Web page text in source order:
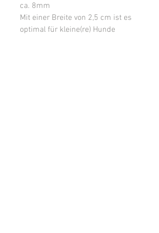
ca. 8mm
Mit einer Breite von 2,5 cm ist es
optimal für kleine(re) Hunde